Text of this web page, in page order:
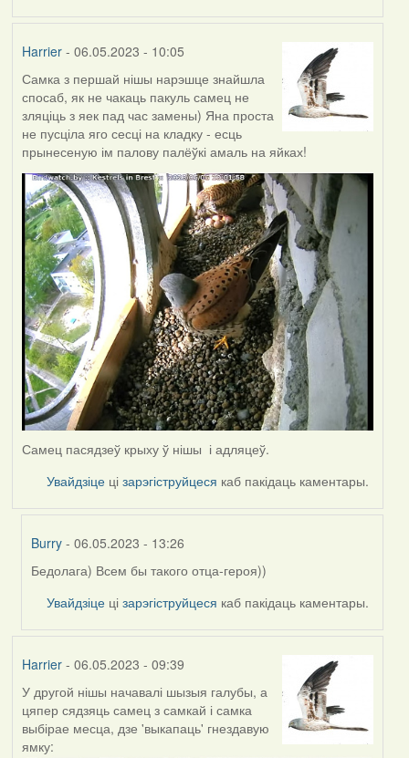
Harrier- 06.05.2023 - 10:05
Самка з першай нішы нарэшце знайшла
спосаб, як не чакаць пакуль самец не
зляціць з яек пад час замены) Яна проста
не пусціла яго сесці на кладку - есць
прынесеную ім палову палёўкі амаль на яйках!
Самец пасядзеў крыху ў нішы і адляцеў.
Увайдзіце цізарэгіструйцеся каб пакідаць каментары.
Burry - 06.05.2023 - 13:26
In
reply
by
Бедолага) Всем бы такого отца-героя))
Увайдзіце цізарэгіструйцеся каб пакідаць каментары.
Harrier- 06.05.2023 - 09:39
У другой нішы начавалі шызыя галубы, а
цяпер сядзяць самец з самкай і самка
выбірае месца, дзе 'выкапаць' гнездавую
ямку: